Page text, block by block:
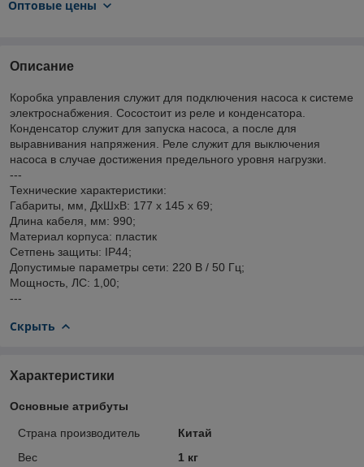
Оптовые цены
Описание
Коробка управления служит для подключения насоса к системе
электроснабжения. Сосостоит из реле и конденсатора.
Конденсатор служит для запуска насоса, а после для
выравнивания напряжения. Реле служит для выключения
насоса в случае достижения предельного уровня нагрузки.
---
Технические характеристики:
Габариты, мм, ДхШхВ: 177 х 145 х 69;
Длина кабеля, мм: 990;
Материал корпуса: пластик
Сетпень защиты: IP44;
Допустимые параметры сети: 220 В / 50 Гц;
Мощность, ЛС: 1,00;
---
Скрыть
Характеристики
Основные атрибуты
Страна производитель
Китай
Вес
1 кг